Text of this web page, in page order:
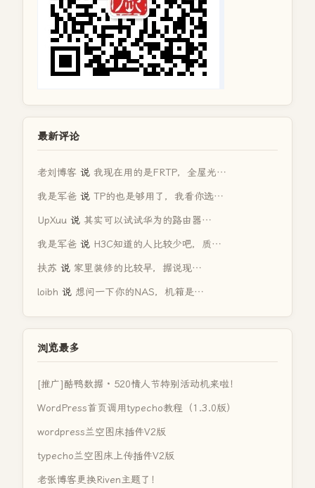
最新评论
老刘博客 说 我现在用的是FRTP，全屋光…
我是军爸 说 TP的也是够用了，我看你选…
UpXuu 说 其实可以试试华为的路由器…
我是军爸 说 H3C知道的人比较少吧，质…
扶苏 说 家里装修的比较早，据说现…
loibh 说 想问一下你的NAS，机箱是…
浏览最多
[推广]酷鸭数据 · 520情人节特别活动机来啦！
WordPress首页调用typecho教程（1.3.0版）
wordpress兰空图床插件V2版
typecho兰空图床上传插件V2版
老张博客更换Riven主题了！